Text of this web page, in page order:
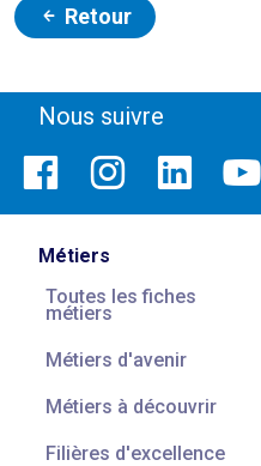
Retour
Nous suivre
Métiers
Toutes les fiches
métiers
Métiers d'avenir
Métiers à découvrir
Filières d'excellence